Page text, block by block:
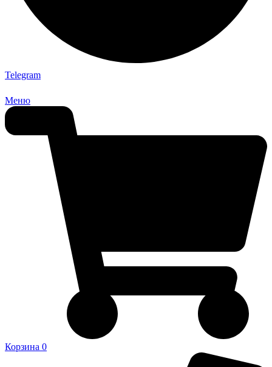
Telegram
Меню
Корзина 0